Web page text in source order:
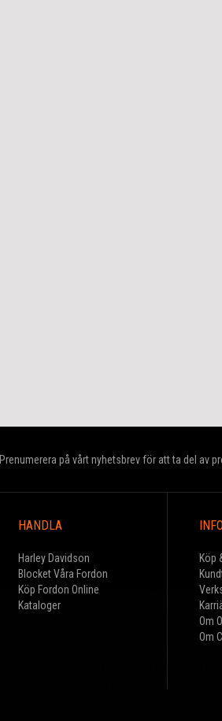
Prenumerera på vårt nyhetsbrev för att ta del av
HANDLA
Harley Davidson
Blocket Våra Fordon
Köp Fordon Online
Kataloger
Köp
Om
Om